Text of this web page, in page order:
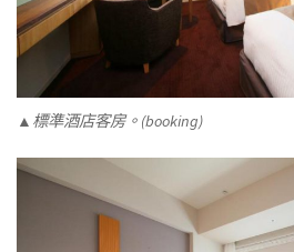
▲標準酒店客房。(booking)